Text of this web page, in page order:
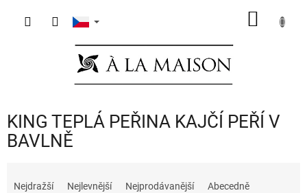
KING TEPLÁ PEŘINA KAJČÍ PEŘÍ V
BAVLNĚ
Nejdražší Nejlevnější Nejprodávanější Abecedně